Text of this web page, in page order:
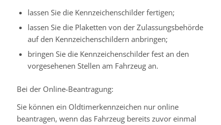
lassen Sie die Kennzeichenschilder fertigen;
lassen Sie die Plaketten von der Zulassungsbehörde
auf den Kennzeichenschildern anbringen;
bringen Sie die Kennzeichenschilder fest an den
vorgesehenen Stellen am Fahrzeug an.
Bei der Online-Beantragung:
Sie können ein Oldtimerkennzeichen nur online
beantragen, wenn das Fahrzeug bereits zuvor einmal